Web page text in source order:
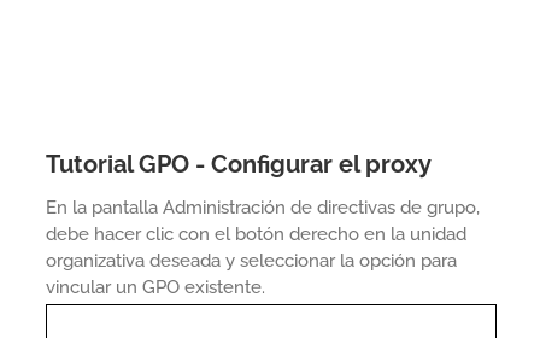
Tutorial GPO - Configurar el proxy
En la pantalla Administración de directivas de grupo,
debe hacer clic con el botón derecho en la unidad
organizativa deseada y seleccionar la opción para
vincular un GPO existente.